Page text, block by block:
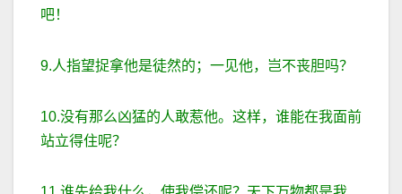
吧！
9.人指望捉拿他是徒然的；一见他，岂不丧胆吗？
10.没有那么凶猛的人敢惹他。这样，谁能在我面前
站立得住呢？